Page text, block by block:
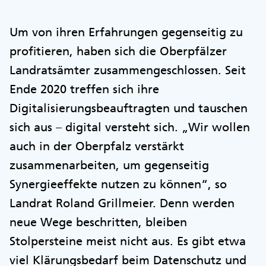
Um von ihren Erfahrungen gegenseitig zu
profitieren, haben sich die Oberpfälzer
Landratsämter zusammengeschlossen. Seit
Ende 2020 treffen sich ihre
Digitalisierungsbeauftragten und tauschen
sich aus – digital versteht sich. „Wir wollen
auch in der Oberpfalz verstärkt
zusammenarbeiten, um gegenseitig
Synergieeffekte nutzen zu können“, so
Landrat Roland Grillmeier. Denn werden
neue Wege beschritten, bleiben
Stolpersteine meist nicht aus. Es gibt etwa
viel Klärungsbedarf beim Datenschutz und